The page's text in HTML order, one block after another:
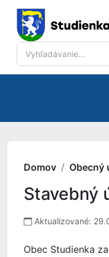
Domov Obecný
Stavebný
Aktualizované:
Obec Studienka